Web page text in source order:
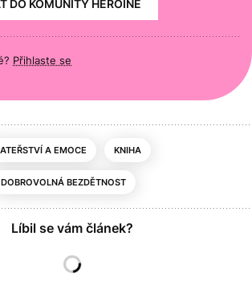
DO KOMUNITY HEROINE
Přihlaste se
A EMOCE KNIHA
DOBROVOLNÁ BEZDĚTNOST
Líbil se vám článek?